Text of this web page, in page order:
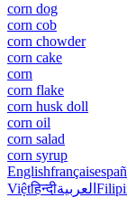
corn dog
corn cob
corn chowder
corn cake
corn
corn flake
corn husk doll
corn oil
corn salad
corn syrup
Englishfrançais
Việtहिन्दीالعربية